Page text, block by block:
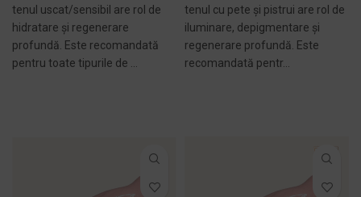
tenul uscat/sensibil are rol de
hidratare și regenerare
profundă. Este recomandată
pentru toate tipurile de ...
tenul cu pete și pistrui are rol de
iluminare, depigmentare și
regenerare profundă. Este
recomandată pentr...